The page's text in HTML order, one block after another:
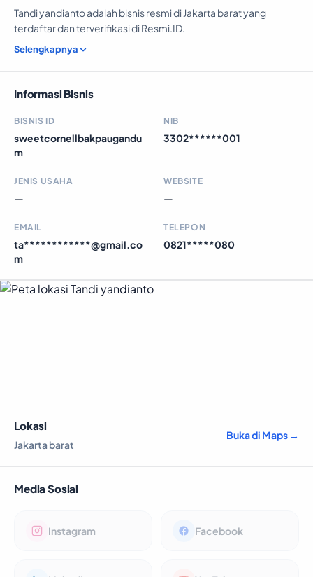
Tandi yandianto adalah bisnis resmi di Jakarta barat yang
terdaftar dan terverifikasi di Resmi.ID.
Selengkapnya
Informasi Bisnis
BISNIS ID
sweetcornellbakpaugandu
m
NIB
3302******001
JENIS USAHA
—
WEBSITE
—
EMAIL
ta************@gmail.co
m
TELEPON
0821*****080
Lokasi
Jakarta barat
Buka di Maps →
Media Sosial
Instagram Facebook